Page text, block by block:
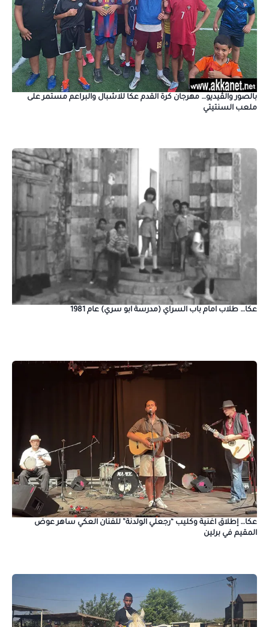
بالصور والڤيديو… مهرجان كرة القدم عكا للاشبال والبراعم مستمر على
ملعب السنتيتي
عكا… طلاب امام باب السراي (مدرسة ابو سري) عام 1981
عكا… إطلاق اغنية وكليب “رجعلي الولدنة” للفنان العكي ساهر عوض
المقيم في برلين